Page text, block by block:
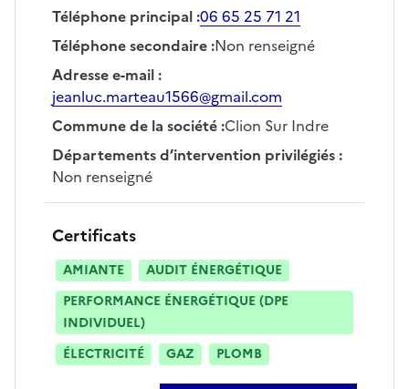
Téléphone principal:06 65 25 71 21
Téléphone secondaire:Non renseigné
Adresse e-mail:
jeanluc.marteau1566@gmail.com
Commune de la société:Clion Sur Indre
Départements d’intervention privilégiés:
Non renseigné
Certificats
AMIANTE
AUDIT ÉNERGÉTIQUE
PERFORMANCE ÉNERGÉTIQUE (DPE
INDIVIDUEL)
ÉLECTRICITÉ
GAZ PLOMB